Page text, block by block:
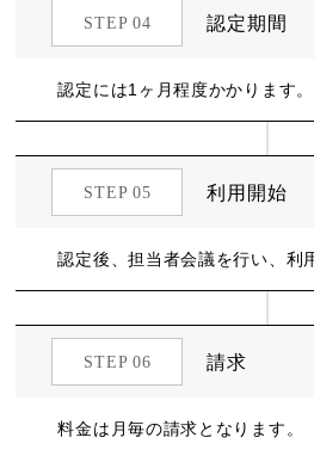
STEP 04 認定期間
認定には1ヶ月程度かかります。
STEP 05 利用開始
認定後、担当者会議を行い、利
STEP 06 請求
料金は月毎の請求となります。